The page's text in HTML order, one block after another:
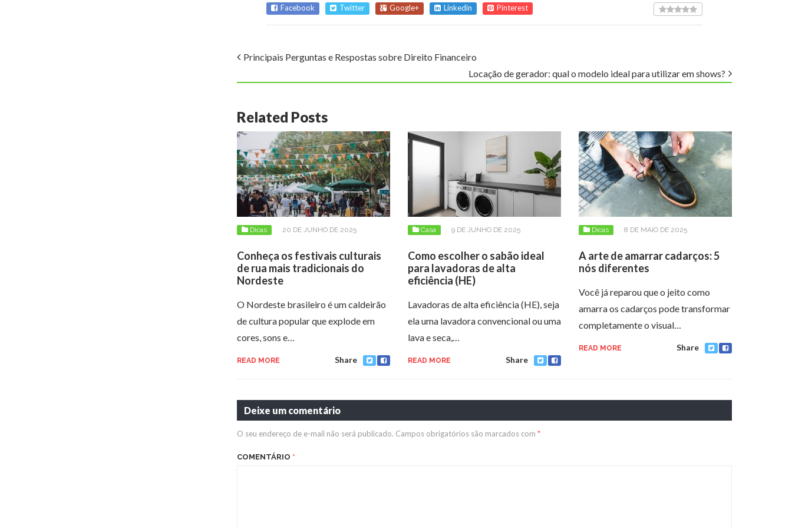
Facebook Twitter Google+ Linkedin Pinterest
Principais Perguntas e Respostas sobre Direito Financeiro
Locação de gerador: qual o modelo ideal para utilizar em shows?
Related Posts
Dicas 20 DE JUNHO DE 2025
Conheça os festivais culturais
de rua mais tradicionais do
Nordeste
O Nordeste brasileiro é um caldeirão
de cultura popular que explode em
cores, sons e…
READ MORE Share
Casa 9 DE JUNHO DE 2025
Como escolher o sabão ideal
para lavadoras de alta
eficiência (HE)
Lavadoras de alta eficiência (HE), seja
ela uma lavadora convencional ou uma
lava e seca,…
READ MORE Share
Dicas 8 DE MAIO DE 2025
A arte de amarrar cadarços: 5
nós diferentes
Você já reparou que o jeito como
amarra os cadarços pode transformar
completamente o visual…
READ MORE Share
Deixe um comentário
O seu endereço de e-mail não será publicado. Campos obrigatórios são marcados com *
COMENTÁRIO *